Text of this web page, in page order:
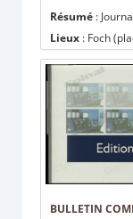
Résumé :
Lieux : Foch
BULLETIN